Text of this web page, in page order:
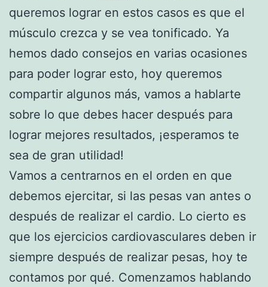
queremos lograr en estos casos es que el
músculo crezca y se vea tonificado. Ya
hemos dado consejos en varias ocasiones
para poder lograr esto, hoy queremos
compartir algunos más, vamos a hablarte
sobre lo que debes hacer después para
lograr mejores resultados, ¡esperamos te
sea de gran utilidad!
Vamos a centrarnos en el orden en que
debemos ejercitar, si las pesas van antes o
después de realizar el cardio. Lo cierto es
que los ejercicios cardiovasculares deben ir
siempre después de realizar pesas, hoy te
contamos por qué. Comenzamos hablando